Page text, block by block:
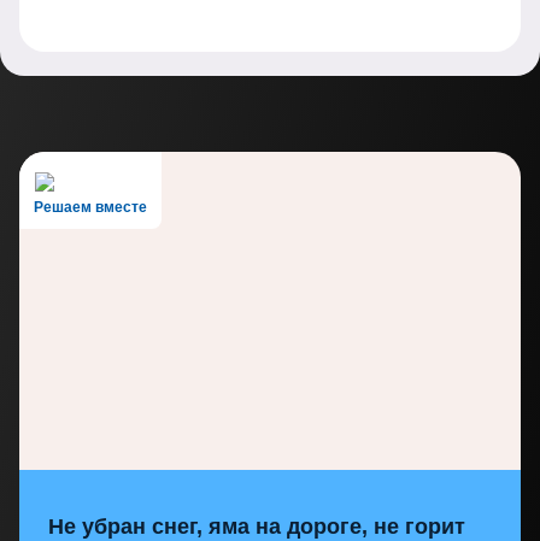
Решаем вместе
Не убран снег, яма на дороге, не горит